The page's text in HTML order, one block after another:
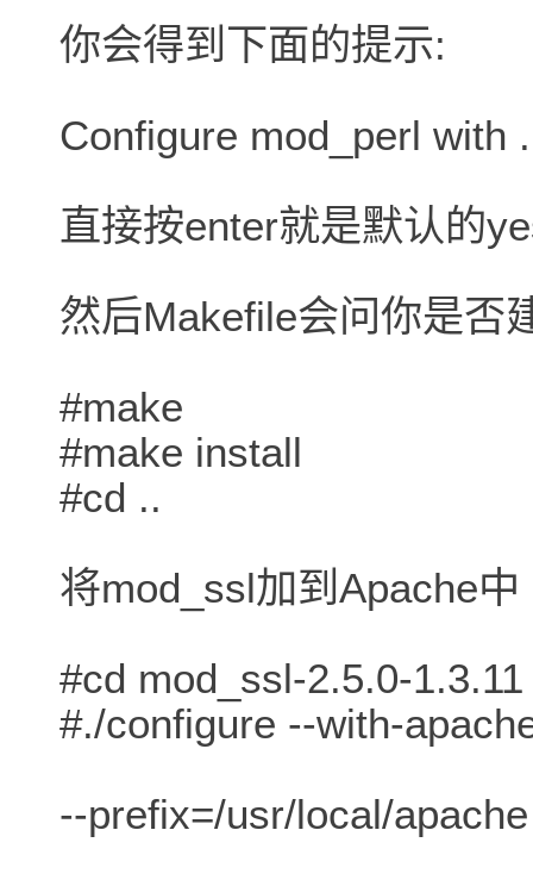
你会得到下面的提示:
Configure mod_perl with
直接按enter就是默认的
然后Makefile会问你是否
#make
#make install
#cd ..
将mod_ssl加到Apache中
#cd mod_ssl-2.5.0-1.3.11
#./configure --with-
--prefix=/usr/local/